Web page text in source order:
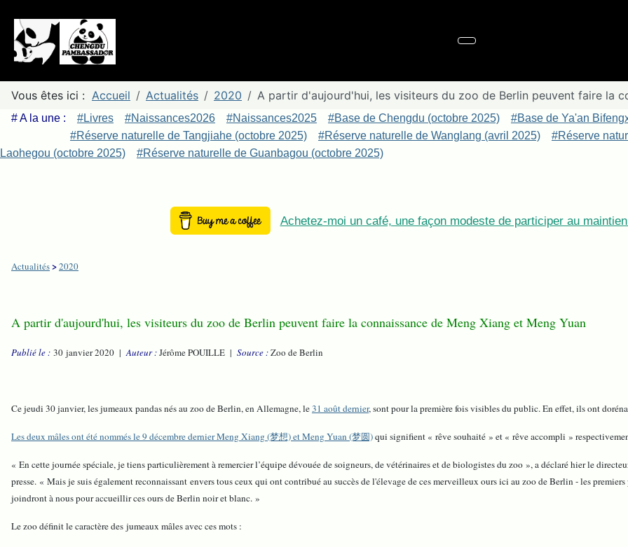
Vous êtes ici : Accueil Actualités 2020 A partir d'aujourd'hui, les visiteurs du zoo de Berlin peuvent faire la
# A la une : #Livres #Naissances2026 #Naissances2025 #Base de Chengdu (octobre 2025)
#Base de Ya'an
#Réserve naturelle de Tangjiahe (octobre 2025)
#Réserve naturelle de Wanglang (avril 2025)
#Réserve
Laohegou (octobre 2025)
#Réserve naturelle de Guanbagou (octobre 2025)
Achetez-moi un café, une façon modeste de participer au
Actualités>2020
A partir d'aujourd'hui, les visiteurs du zoo de Berlin peuvent faire la connaissance de Meng Xiang et Meng Yuan
Publié le : 30 janvier 2020 |Auteur :Jérôme POUILLE | Source :Zoo de Berlin
Ce jeudi 30 janvier, les jumeaux pandas nés au zoo de Berlin, en Allemagne, le31 août dernier, sont pour la première fois visibles du public. En effet, ils ont
Les deux mâles ont été nommés le 9 décembre dernier Meng Xiang (梦想) et Meng Yuan (梦圆)qui signifient « rêve souhaité » et « rêve accompli »
« En cette journée spéciale, je tiens particulièrement à remercier l’équipe dévouée de soigneurs, de vétérinaires et de biologistes du zoo », a déclaré hier le
presse. « Mais je suis également reconnaissant envers tous ceux qui ont contribué au succès de l'élevage de ces merveilleux ours ici au zoo de Berlin - les
joindront à nous pour accueillir ces ours de Berlin noir et blanc. »
Le zoo définit le caractère des jumeaux mâles avec ces mots :